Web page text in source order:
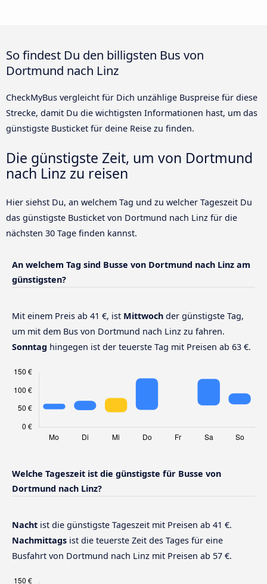
So findest Du den billigsten Bus von
Dortmund nach Linz
CheckMyBus vergleicht für Dich unzählige Buspreise für diese
Strecke, damit Du die wichtigsten Informationen hast, um das
günstigste Busticket für deine Reise zu finden.
Die günstigste Zeit, um von Dortmund
nach Linz zu reisen
Hier siehst Du, an welchem Tag und zu welcher Tageszeit Du
das günstigste Busticket von Dortmund nach Linz für die
nächsten 30 Tage finden kannst.
An welchem Tag sind Busse von Dortmund nach Linz am
günstigsten?
Mit einem Preis ab 41 €, ist Mittwoch der günstigste Tag,
um mit dem Bus von Dortmund nach Linz zu fahren.
Sonntag hingegen ist der teuerste Tag mit Preisen ab 63 €.
Welche Tageszeit ist die günstigste für Busse von
Dortmund nach Linz?
Nacht ist die günstigste Tageszeit mit Preisen ab 41 €.
Nachmittags ist die teuerste Zeit des Tages für eine
Busfahrt von Dortmund nach Linz mit Preisen ab 57 €.